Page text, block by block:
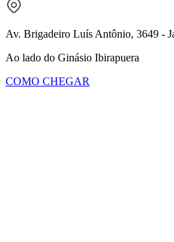
Av. Brigadeiro Luís Antônio, 3649 -
Ao lado do Ginásio Ibirapuera
COMO CHEGAR